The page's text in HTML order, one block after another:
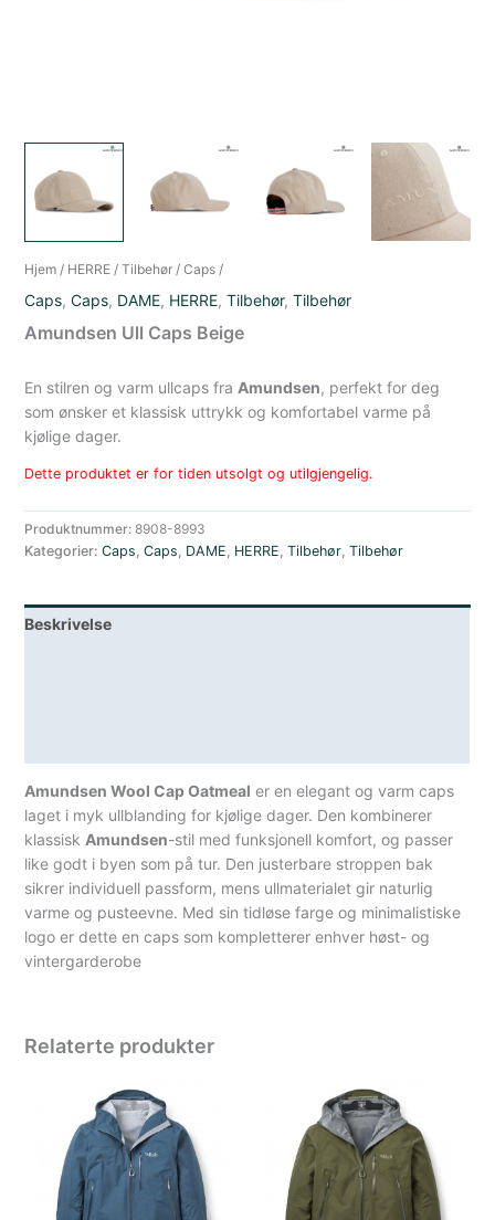
Hjem / HERRE /Tilbehør /Caps /
Caps,Caps, DAME, HERRE,Tilbehør,Tilbehør
Amundsen Ull Caps Beige
En stilren og varm ullcaps fra Amundsen, perfekt for deg
som ønsker et klassisk uttrykk og komfortabel varme på
kjølige dager.
Dette produktet er for tiden utsolgt og utilgjengelig.
Produktnummer:8908-8993
Kategorier:Caps,Caps, DAME, HERRE,Tilbehør,Tilbehør
Beskrivelse
Amundsen Wool Cap Oatmeal er en elegant og varm caps
laget i myk ullblanding for kjølige dager. Den kombinerer
klassisk Amundsen-stil med funksjonell komfort, og passer
like godt i byen som på tur. Den justerbare stroppen bak
sikrer individuell passform, mens ullmaterialet gir naturlig
varme og pusteevne. Med sin tidløse farge og minimalistiske
logo er dette en caps som kompletterer enhver høst- og
vintergarderobe
Relaterte produkter